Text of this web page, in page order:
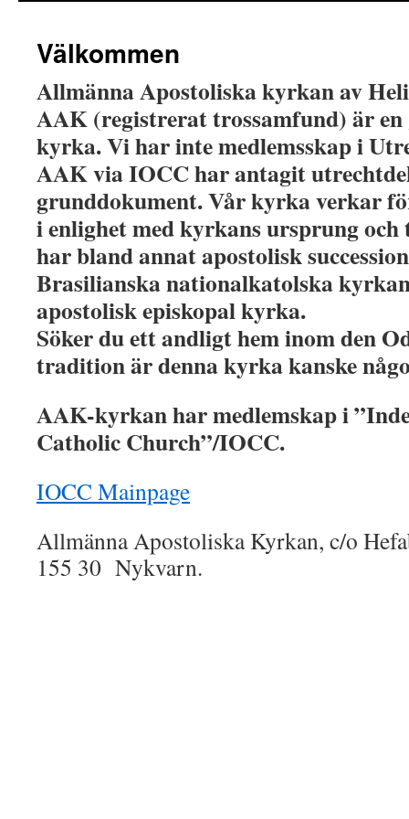
Välkommen
Allmänna Apostoliska kyrkan av
AAK (registrerat trossamfund) är
kyrka. Vi har inte medlemsskap i
AAK via IOCC har antagit
grunddokument. Vår kyrka verkar
i enlighet med kyrkans ursprung
har bland annat apostolisk
Brasilianska nationalkatolska
apostolisk episkopal kyrka.
Söker du ett andligt hem inom den
tradition är denna kyrka kanske
AAK-kyrkan har medlemskap i
Catholic Church”/IOCC.
IOCC Mainpage
Allmänna Apostoliska Kyrkan, c/o
155 30 Nykvarn.